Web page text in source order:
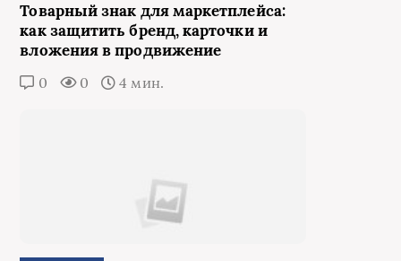
Товарный знак для маркетплейса:
как защитить бренд, карточки и
вложения в продвижение
0 0 4 мин.